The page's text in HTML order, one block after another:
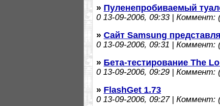
» Пуленепробиваемый
013-09-2006, 09:33 | Коммент:
» Сайт Samsung
013-09-2006, 09:31 | Коммент:
» Бета-тестирование The
013-09-2006, 09:29 | Коммент:
» FlashGet 1.73
013-09-2006, 09:27 | Коммент: